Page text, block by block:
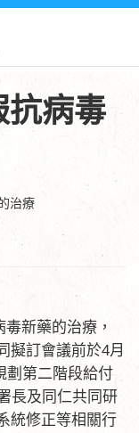
抗病毒
治療
新藥的治療，
擬訂會議前於4月
劃第二階段給付
長及同仁共同研
統修正等相關行